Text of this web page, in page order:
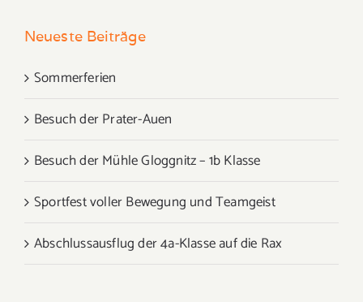
Neueste Beiträge
Sommerferien
Besuch der Prater-Auen
Besuch der Mühle Gloggnitz – 1b Klasse
Sportfest voller Bewegung und Teamgeist
Abschlussausflug der 4a-Klasse auf die Rax